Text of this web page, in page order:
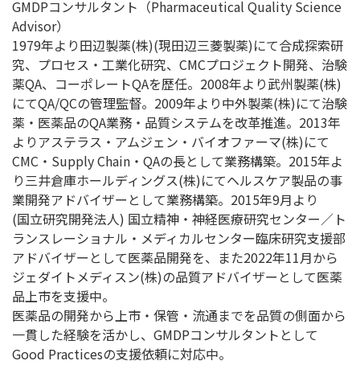
GMDPコンサルタント（Pharmaceutical Quality Science
Advisor）
1979年より田辺製薬(株)(現田辺三菱製薬)にて合成探索研
究、プロセス・工業化研究、CMCプロジェクト開発、治験
薬QA、コーポレートQAを歴任。2008年より武州製薬(株)
にてQA/QCの管理監督。2009年より中外製薬(株)にて治験
薬・医薬品のQA業務・品質システムを改革推進。2013年
よりアステラス・アムジェン・バイオファーマ(株)にて
CMC・Supply Chain・QAの長として業務構築。2015年よ
り三井倉庫ホールディングス(株)にてヘルスケア製品の事
業開発アドバイザーとして業務構築。2015年9月より
(国立研究開発法人) 国立精神・神経医療研究センター／ト
ランスレーショナル・メディカルセンター臨床研究支援部
アドバイザーとして医薬品開発を、また2022年11月から
ジェダイトメディスン(株)の品質アドバイザーとして医薬
品上市を支援中。
医薬品の開発から上市・保管・流通までを品質の側面から
一貫した経験を活かし、GMDPコンサルタントとして
Good Practicesの支援依頼に対応中。